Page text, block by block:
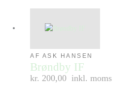
AF ASK HANSEN
Brøndby IF
kr. 200,00 inkl. moms